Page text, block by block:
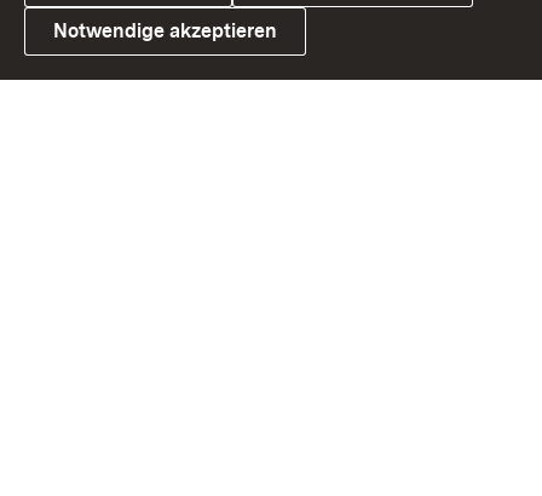
Link zum Landesportal
Notwendige akzeptieren